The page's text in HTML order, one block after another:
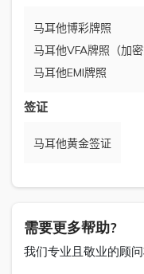
马耳他博彩牌照
马耳他VFA牌照（加
马耳他EMI牌照
签证
马耳他黄金签证
需要更多帮助?
我们专业且敬业的顾